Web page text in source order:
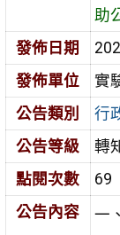
助
發佈日期
發佈單位
實
公告類別
行
公告等級
轉
點閱次數
69
公告內容
一